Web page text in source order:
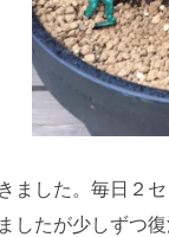
ました。毎日２
したが少しずつ